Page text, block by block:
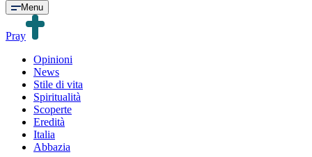
Menu
Pray
Opinioni
News
Stile di vita
Spiritualità
Scoperte
Eredità
Italia
Abbazia